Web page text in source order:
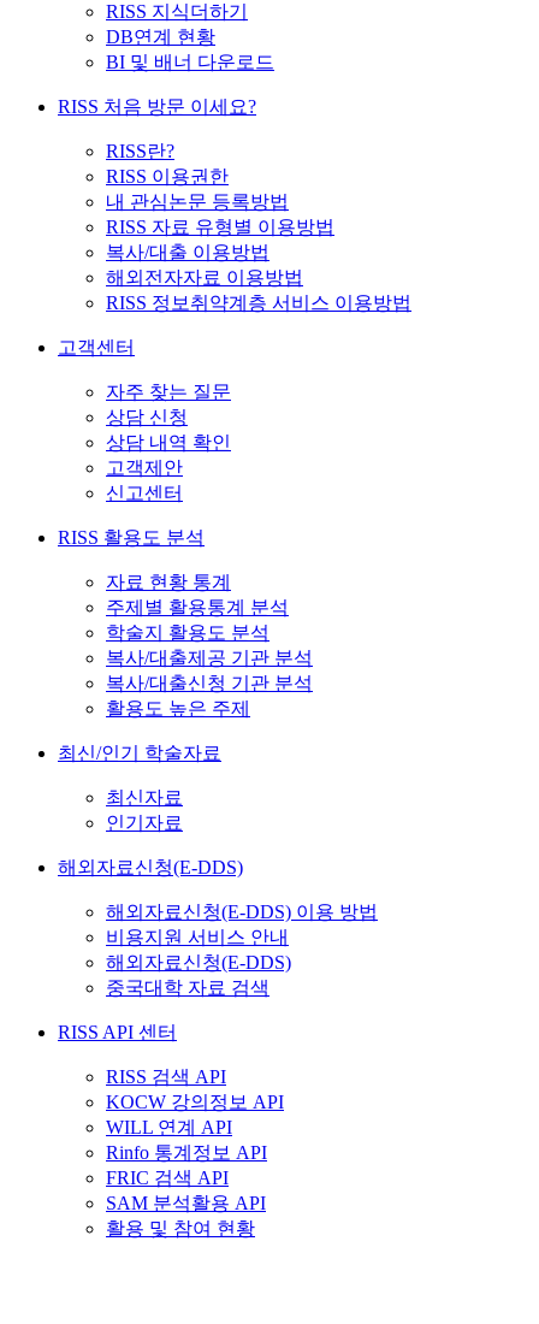
RISS 지식더하기
DB연계 현황
BI 및 배너 다운로드
RISS 처음 방문 이세요?
RISS란?
RISS 이용권한
내 관심논문 등록방법
RISS 자료 유형별 이용방법
복사/대출 이용방법
해외전자자료 이용방법
RISS 정보취약계층 서비스 이용방법
고객센터
자주 찾는 질문
상담 신청
상담 내역 확인
고객제안
신고센터
RISS 활용도 분석
자료 현황 통계
주제별 활용통계 분석
학술지 활용도 분석
복사/대출제공 기관 분석
복사/대출신청 기관 분석
활용도 높은 주제
최신/인기 학술자료
최신자료
인기자료
해외자료신청(E-DDS)
해외자료신청(E-DDS) 이용 방법
비용지원 서비스 안내
해외자료신청(E-DDS)
중국대학 자료 검색
RISS API 센터
RISS 검색 API
KOCW 강의정보 API
WILL 연계 API
Rinfo 통계정보 API
FRIC 검색 API
SAM 분석활용 API
활용 및 참여 현황